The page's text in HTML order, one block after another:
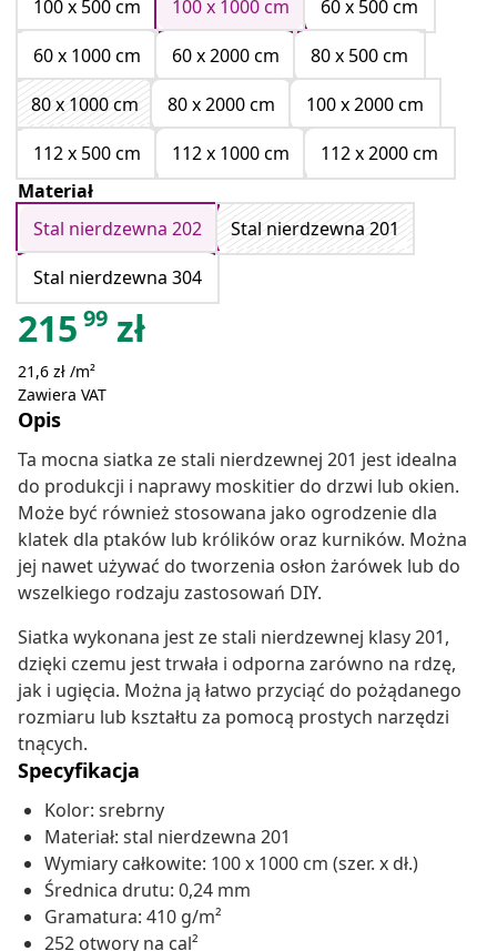
100 x 500 cm
100 x 1000 cm
60 x 500 cm
60 x 1000 cm
60 x 2000 cm
80 x 500 cm
80 x 1000 cm
80 x 2000 cm
100 x 2000 cm
112 x 500 cm
112 x 1000 cm
112 x 2000 cm
Materiał
Stal nierdzewna 202
Stal nierdzewna 201
Stal nierdzewna 304
215 99 zł
21,6 zł /m²
Zawiera VAT
Opis
Ta mocna siatka ze stali nierdzewnej 201 jest idealna
do produkcji i naprawy moskitier do drzwi lub okien.
Może być również stosowana jako ogrodzenie dla
klatek dla ptaków lub królików oraz kurników. Można
jej nawet używać do tworzenia osłon żarówek lub do
wszelkiego rodzaju zastosowań DIY.
Siatka wykonana jest ze stali nierdzewnej klasy 201,
dzięki czemu jest trwała i odporna zarówno na rdzę,
jak i ugięcia. Można ją łatwo przyciąć do pożądanego
rozmiaru lub kształtu za pomocą prostych narzędzi
tnących.
Specyfikacja
Kolor: srebrny
Materiał: stal nierdzewna 201
Wymiary całkowite: 100 x 1000 cm (szer. x dł.)
Średnica drutu: 0,24 mm
Gramatura: 410 g/m²
252 otwory na cal²